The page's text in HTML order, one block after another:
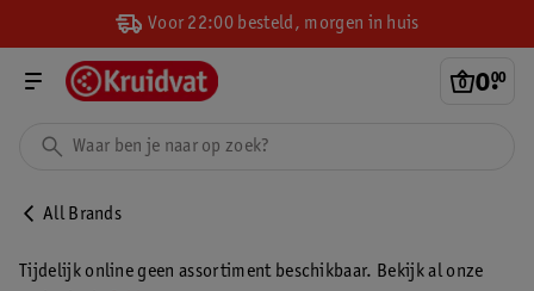
Voor 22:00 besteld, morgen in huis
0.
00
All Brands
Tijdelijk online geen assortiment beschikbaar. Bekijk al onze